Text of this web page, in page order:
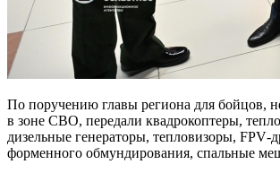
По поручению главы региона для бойцов,
в зоне СВО, передали квадрокоптеры,
дизельные генераторы, тепловизоры,
форменного обмундирования, спальные